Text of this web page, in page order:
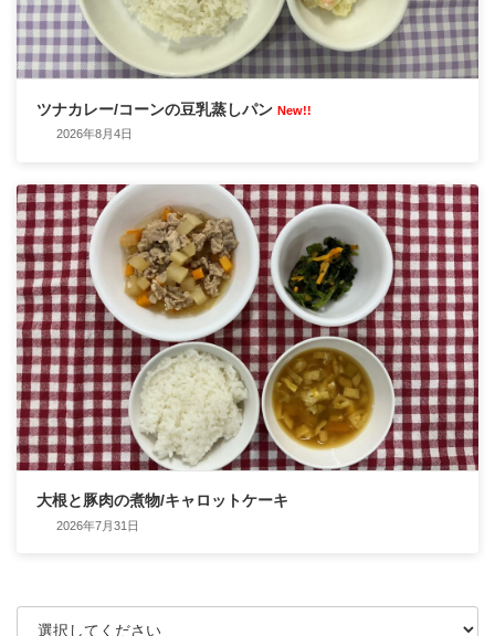
ツナカレー/コーンの豆乳蒸しパン New!!
2026年8月4日
大根と豚肉の煮物/キャロットケーキ
2026年7月31日